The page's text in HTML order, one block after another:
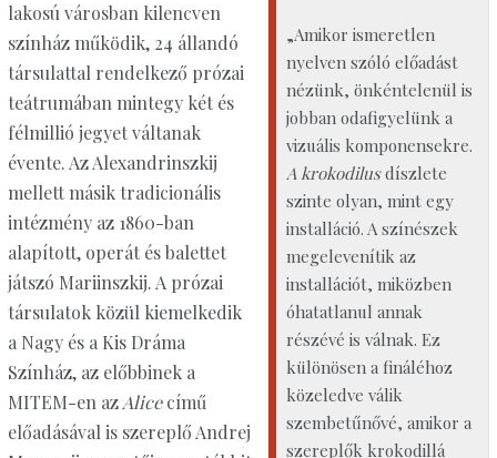
​​„Amikor ismeretlen
nyelven szóló előadást
nézünk, önkéntelenül is
jobban odafigyelünk a
vizuális komponensekre.
A krokodilusdíszlete
szinte olyan, mint egy
installáció. A színészek
megelevenítik az
installációt, miközben
óhatatlanul annak
részévé is válnak. Ez
különösen a fináléhoz
közeledve válik
szembetűnővé, amikor a
szereplők krokodillá
lakosú városban kilencven
színház működik, 24 állandó
társulattal rendelkező prózai
teátrumában mintegy két és
félmillió jegyet váltanak
évente. Az Alexandrinszkij
mellett másik tradicionális
intézmény az 1860-ban
alapított, operát és balettet
játszó Mariinszkij. A prózai
társulatok közül kiemelkedik
a Nagy és a Kis Dráma
Színház, az előbbinek a
MITEM-en azAlicecímű
előadásával is szereplő Andrej